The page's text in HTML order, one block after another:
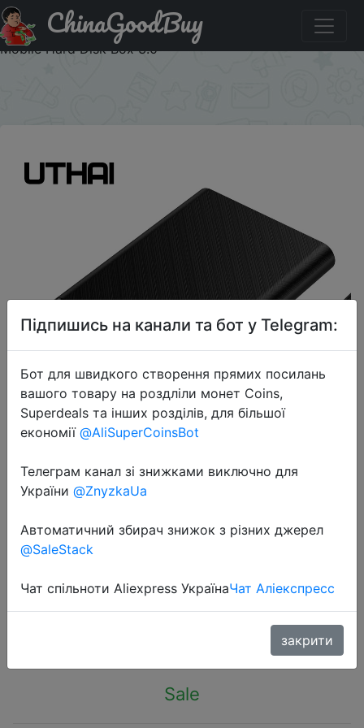
Знижка на Uthai Q5 Tool Free Mobile Hard Disk Box 2.5
Inch Usb 3.0 Notebook Mechanical Solid State Sata
Mobile Hard Disk Box 3.0
ChinaGoodBuy
2023-03-08
Uthai Q5 Tool Free Mobile Hard Disk
Box 2.5 Inch Usb 3.0 Notebook
Mechanical Solid State Sata Mobile
Sale
Підпишись на канали та бот у Telegram:
Бот для швидкого створення прямих посилань
вашого товару на роздліли монет Coins,
Superdeals та інших розділів, для більшої
економії @AliSuperCoinsBot
Телеграм канал зі знижками виключно для
України @ZnyzkaUa
Автоматичний збирач знижок з різних джерел
@SaleStack
Чат спільноти Aliexpress УкраїнаЧат Аліекспресс
закрити